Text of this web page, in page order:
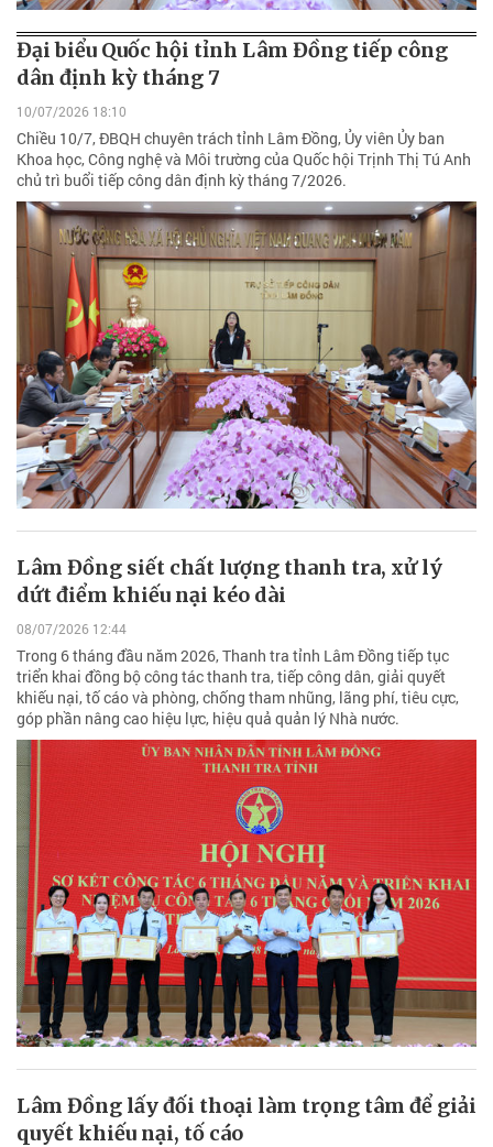
Đại biểu Quốc hội tỉnh Lâm Đồng tiếp công
dân định kỳ tháng 7
10/07/2026 18:10
Chiều 10/7, ĐBQH chuyên trách tỉnh Lâm Đồng, Ủy viên Ủy ban
Khoa học, Công nghệ và Môi trường của Quốc hội Trịnh Thị Tú Anh
chủ trì buổi tiếp công dân định kỳ tháng 7/2026.
Lâm Đồng siết chất lượng thanh tra, xử lý
dứt điểm khiếu nại kéo dài
08/07/2026 12:44
Trong 6 tháng đầu năm 2026, Thanh tra tỉnh Lâm Đồng tiếp tục
triển khai đồng bộ công tác thanh tra, tiếp công dân, giải quyết
khiếu nại, tố cáo và phòng, chống tham nhũng, lãng phí, tiêu cực,
góp phần nâng cao hiệu lực, hiệu quả quản lý Nhà nước.
Lâm Đồng lấy đối thoại làm trọng tâm để giải
quyết khiếu nại, tố cáo